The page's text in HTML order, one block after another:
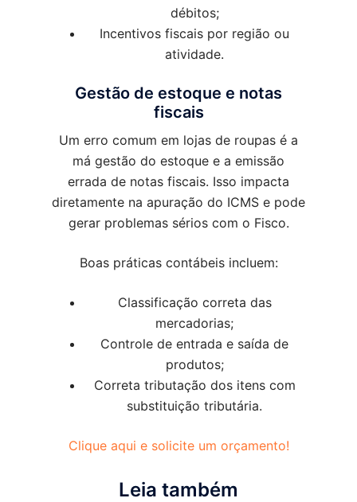
débitos;
Incentivos fiscais por região ou
atividade.
Gestão de estoque e notas
fiscais
Um erro comum em lojas de roupas é a
má gestão do estoque e a emissão
errada de notas fiscais. Isso impacta
diretamente na apuração do ICMS e pode
gerar problemas sérios com o Fisco.
Boas práticas contábeis incluem:
Classificação correta das
mercadorias;
Controle de entrada e saída de
produtos;
Correta tributação dos itens com
substituição tributária.
Clique aqui e solicite um orçamento!
Leia também